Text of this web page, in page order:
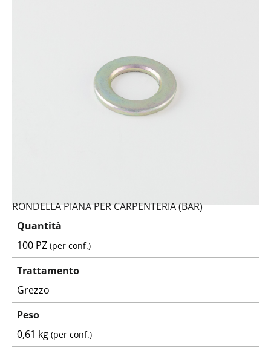
RONDELLA PIANA PER CARPENTERIA (BAR)
Quantità
100 PZ(per conf.)
Trattamento
Grezzo
Peso
0,61 kg(per conf.)